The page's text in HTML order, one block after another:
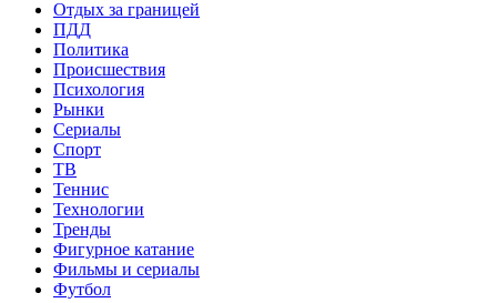
Отдых за границей
ПДД
Политика
Происшествия
Психология
Рынки
Сериалы
Спорт
ТВ
Теннис
Технологии
Тренды
Фигурное катание
Фильмы и сериалы
Футбол